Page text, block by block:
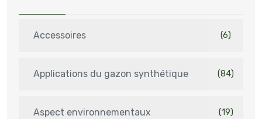
Accessoires (6)
Applications du gazon synthétique (84)
Aspect environnementaux (19)